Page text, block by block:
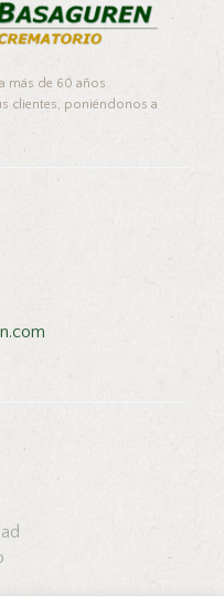
más de 60 años
clientes, poniéndonos a